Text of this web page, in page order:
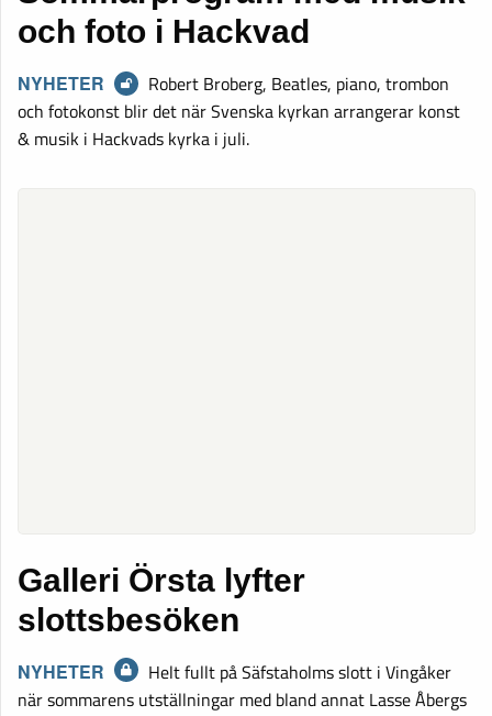
och foto i Hackvad
NYHETER
Robert Broberg, Beatles, piano, trombon
och fotokonst blir det när Svenska kyrkan arrangerar konst
& musik i Hackvads kyrka i juli.
Galleri Örsta lyfter
slottsbesöken
NYHETER
Helt fullt på Säfstaholms slott i Vingåker
när sommarens utställningar med bland annat Lasse Åbergs